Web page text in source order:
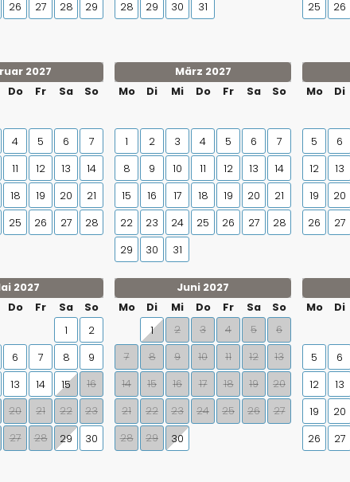
26 27 28
29
28
29 30 31
25
26
2027
Do Fr Sa So
4 5 6
7
11 12 13
14
18 19 20
21
25 26 27 28
März 2027
Mo
Di Mi Do Fr Sa So
1 2 3 4 5 6
7
8
9 10 11 12 13
14
15
16 17 18 19 20
21
22
23 24 25 26 27
28
29
30 31
Mo
Di
5
6
12
13
19
20
26
27
2027
Do Fr Sa
So
1
2
6 7 8
9
13 14 15
16
20 21 22
23
27 28 29
30
Juni 2027
Mo
Di Mi Do Fr Sa
So
1
2 3 4 5
6
7
8 9 10 11 12
13
14
15 16 17 18 19
20
21
22 23 24 25 26
27
28
29 30
Mo
Di
5
6
12
13
19
20
26
27